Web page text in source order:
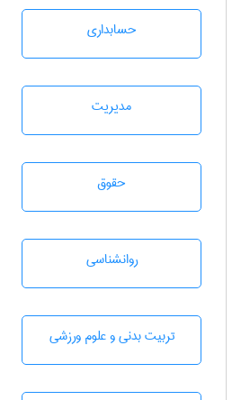
حسابداری
مديريت
حقوق
روانشناسی
تربيت بدنی و علوم ورزشی